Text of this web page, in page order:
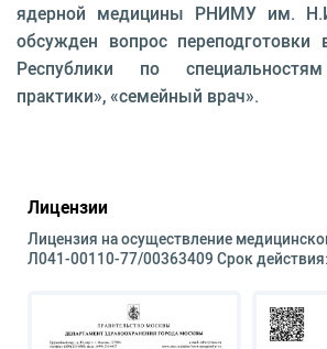
ядерной медицины РНИМУ им.
обсужден вопрос переподготовки
Республики по
практики», «семейный врач».
Лицензии
Лицензия на осуществление
Л041-00110-77/00363409 Срок